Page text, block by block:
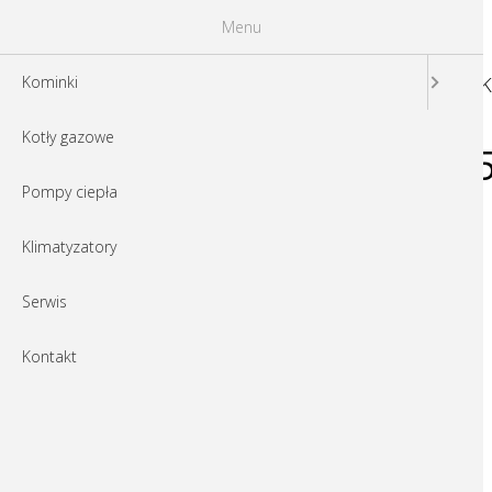
Menu
Kominki
Kotły gazowe
Pompy ciepła
Klimatyzatory
Serwis
Kontakt